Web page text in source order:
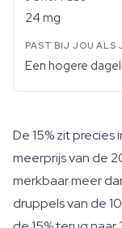
24 mg
Een hogere
De 15% zit
meerprijs van de
merkbaar meer
druppels van de